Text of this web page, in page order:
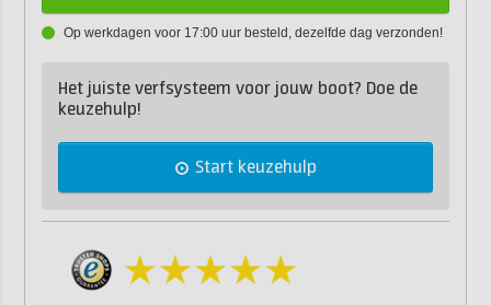
Op werkdagen voor 17:00 uur besteld, dezelfde dag verzonden!
Het juiste verfsysteem voor jouw boot? Doe de
keuzehulp!
Start keuzehulp